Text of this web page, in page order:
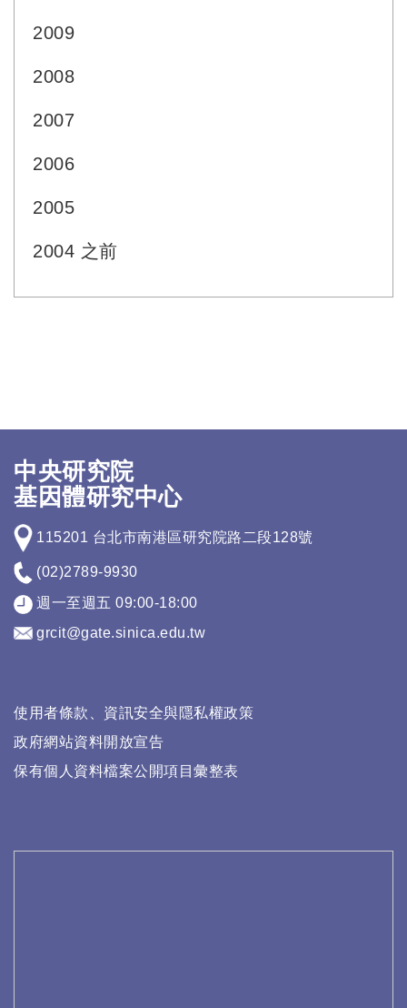
2009
2008
2007
2006
2005
2004 之前
中央研究院
基因體研究中心
115201 台北市南港區研究院路二段128號
(02)2789-9930
週一至週五 09:00-18:00
grcit@gate.sinica.edu.tw
使用者條款、資訊安全與隱私權政策
政府網站資料開放宣告
保有個人資料檔案公開項目彙整表